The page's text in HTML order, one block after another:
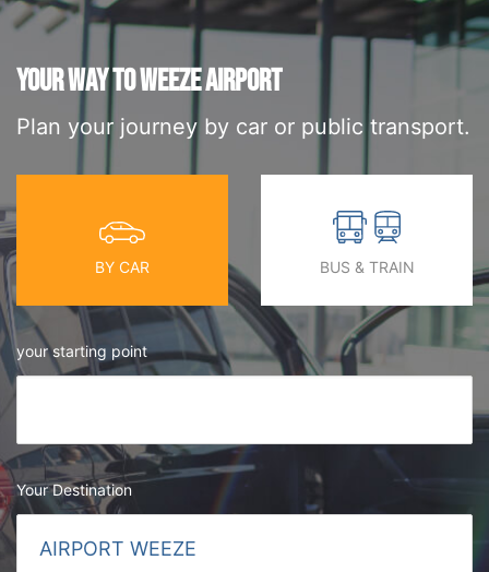
YOUR WAY TO WEEZE AIRPORT
Plan your journey by car or public transport.
BY CAR BUS & TRAIN
your starting point
Your Destination